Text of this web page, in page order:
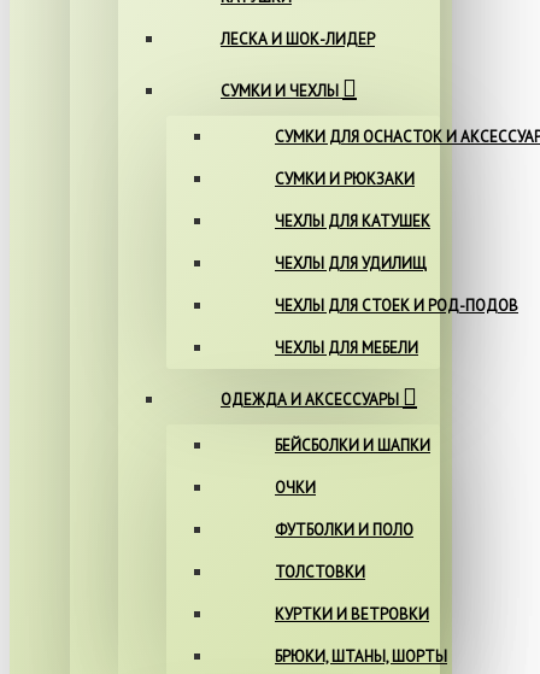
ЛЕСКА И ШОК-ЛИДЕР
СУМКИ И ЧЕХЛЫ
СУМКИ ДЛЯ ОСНАСТОК И
СУМКИ И РЮКЗАКИ
ЧЕХЛЫ ДЛЯ КАТУШЕК
ЧЕХЛЫ ДЛЯ УДИЛИЩ
ЧЕХЛЫ ДЛЯ СТОЕК И РОД-ПОДОВ
ЧЕХЛЫ ДЛЯ МЕБЕЛИ
ОДЕЖДА И АКСЕССУАРЫ
БЕЙСБОЛКИ И ШАПКИ
ОЧКИ
ФУТБОЛКИ И ПОЛО
ТОЛСТОВКИ
КУРТКИ И ВЕТРОВКИ
БРЮКИ, ШТАНЫ, ШОРТЫ